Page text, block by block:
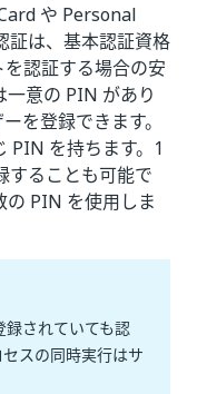
や Personal
は、基本認証資格
認証する場合の安
意の PIN があり
を登録できます。
PIN を持ちます。1
することも可能で
の PIN を使用しま
されていても認
スの同時実行はサ